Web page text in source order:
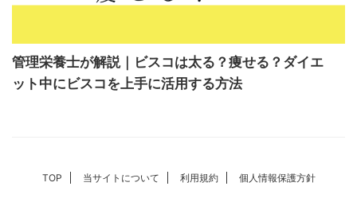
管理栄養士が解説｜ビスコは太る？痩せる？ダイエ
ット中にビスコを上手に活用する方法
TOP 当サイトについて 利用規約 個人情報保護方針